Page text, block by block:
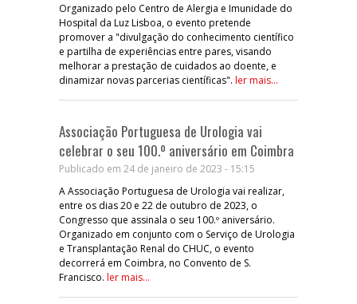
Organizado pelo Centro de Alergia e Imunidade do
Hospital da Luz Lisboa, o evento pretende
promover a "divulgação do conhecimento científico
e partilha de experiências entre pares, visando
melhorar a prestação de cuidados ao doente, e
dinamizar novas parcerias científicas". ler mais...
Associação Portuguesa de Urologia vai
celebrar o seu 100.º aniversário em Coimbra
Publicado em 24 de janeiro de 2023 - 15:15
A Associação Portuguesa de Urologia vai realizar,
entre os dias 20 e 22 de outubro de 2023, o
Congresso que assinala o seu 100.º aniversário.
Organizado em conjunto com o Serviço de Urologia
e Transplantação Renal do CHUC, o evento
decorrerá em Coimbra, no Convento de S.
Francisco. ler mais...